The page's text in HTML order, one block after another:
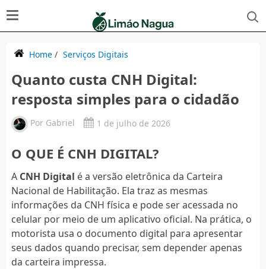
Home/ Serviços Digitais
Quanto custa CNH Digital:
resposta simples para o cidadão
Por Gabriel 1 de julho de 2026
O QUE É CNH DIGITAL?
A CNH Digital é a versão eletrônica da Carteira
Nacional de Habilitação. Ela traz as mesmas
informações da CNH física e pode ser acessada no
celular por meio de um aplicativo oficial. Na prática, o
motorista usa o documento digital para apresentar
seus dados quando precisar, sem depender apenas
da carteira impressa.